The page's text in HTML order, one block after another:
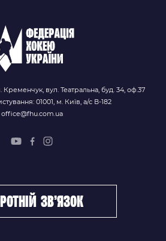
Кременчук, вул. Театральна, буд. 34, оф.37
01001, м. Київ, а/с В-182
office@fhu.com.ua
зв’язок